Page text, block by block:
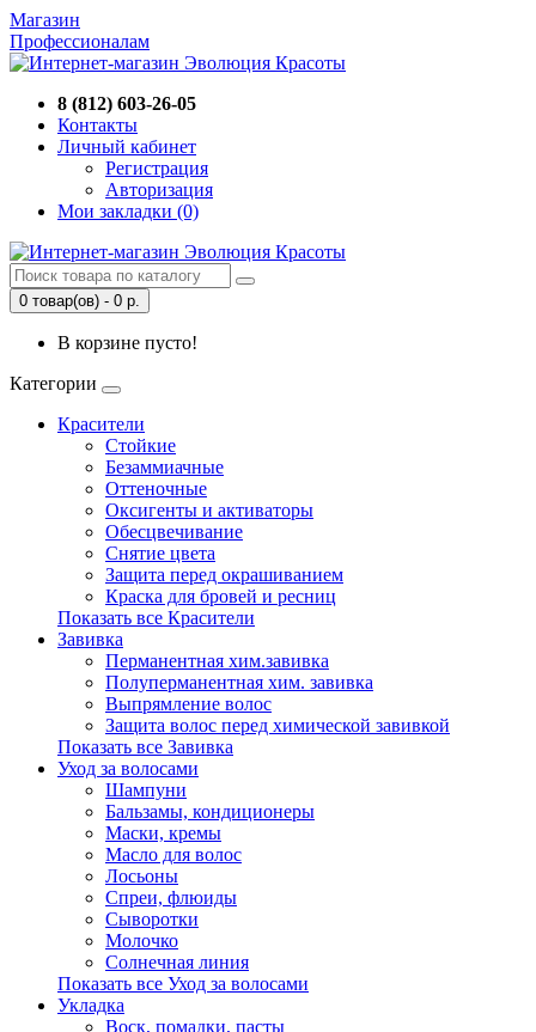
Магазин
Профессионалам
8 (812) 603-26-05
Контакты
Личный кабинет
Регистрация
Авторизация
Мои закладки (0)
0 товар(ов) - 0 р.
В корзине пусто!
Категории
Красители
Стойкие
Безаммиачные
Оттеночные
Оксигенты и активаторы
Обесцвечивание
Снятие цвета
Защита перед окрашиванием
Краска для бровей и ресниц
Показать все Красители
Завивка
Перманентная хим.завивка
Полуперманентная хим. завивка
Выпрямление волос
Защита волос перед химической завивкой
Показать все Завивка
Уход за волосами
Шампуни
Бальзамы, кондиционеры
Маски, кремы
Масло для волос
Лосьоны
Спреи, флюиды
Сыворотки
Молочко
Солнечная линия
Показать все Уход за волосами
Укладка
Воск, помадки, пасты